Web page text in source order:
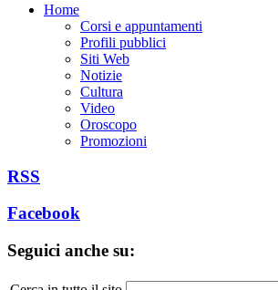
Home
Corsi e appuntamenti
Profili pubblici
Siti Web
Notizie
Cultura
Video
Oroscopo
Promozioni
RSS
Facebook
Seguici anche su: